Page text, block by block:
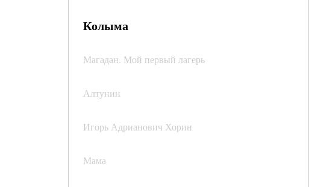
Колыма
Магадан. Мой первый лагерь
Алтунин
Игорь Адрианович Хорин
Мама